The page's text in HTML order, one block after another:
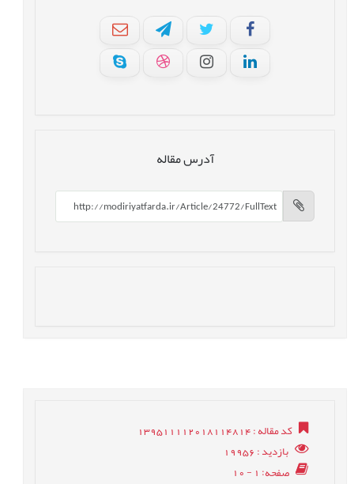
آدرس مقاله
کد مقاله: 139511112018114814
بازدید: 19956
صفحه: 1 - 10